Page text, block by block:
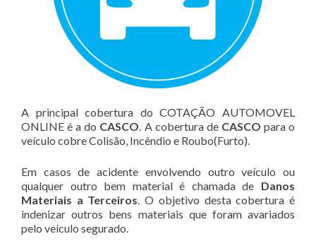
A principal cobertura do COTAÇÃO AUTOMOVEL
ONLINE é a do CASCO . A cobertura de CASCO para o
veículo cobre Colisão, Incêndio e Roubo(Furto).
Em casos de acidente envolvendo outro veículo ou
qualquer outro bem material é chamada de Danos
Materiais a Terceiros . O objetivo desta cobertura é
indenizar outros bens materiais que foram avariados
pelo veículo segurado.